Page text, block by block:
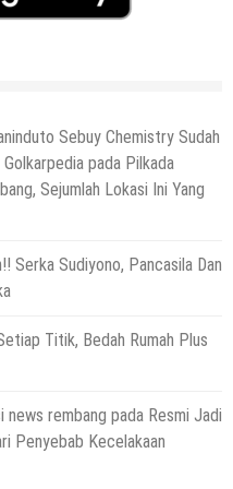
Sebuy Chemistry Sudah
pada Pilkada
Sejumlah Lokasi Ini Yang
Serka Sudiyono, Pancasila Dan
Titik, Bedah Rumah Plus
news rembang pada Resmi Jadi
Penyebab Kecelakaan